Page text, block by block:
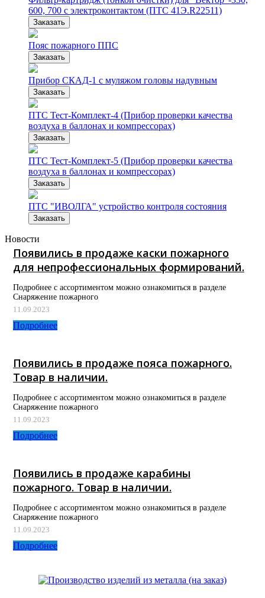
600, 700 с электроконтактом (ПТС 41Э.R22511)
Заказать
Пояс пожарного ППС
Заказать
Прибор СКАД-1 с муляжом головы надувным
Заказать
ПТС Тест-Комплект-4 (Прибор проверки качества
воздуха в баллонах и компрессорах)
Заказать
ПТС Тест-Комплект-5 (Прибор проверки качества
воздуха в баллонах и компрессорах)
Заказать
ПТС "ИВОЛГА" устройство контроля состояния
Заказать
Новости
Появились в продаже каски пожарного
для непрофессиональных формирований.
Подробнее с ассортиментом можно ознакомиться в разделе
Снаряжение пожарного
11.09.2023
Подробнее
Появились в продаже пояса пожарного.
Товар в наличии.
Подробнее с ассортиментом можно ознакомиться в разделе
Снаряжение пожарного
11.09.2023
Подробнее
Появились в продаже карабины
пожарного. Товар в наличии.
Подробнее с ассортиментом можно ознакомиться в разделе
Снаряжение пожарного
11.09.2023
Подробнее